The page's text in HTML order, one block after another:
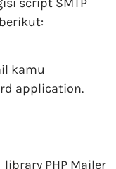
kamu
application.
PHP Mailer